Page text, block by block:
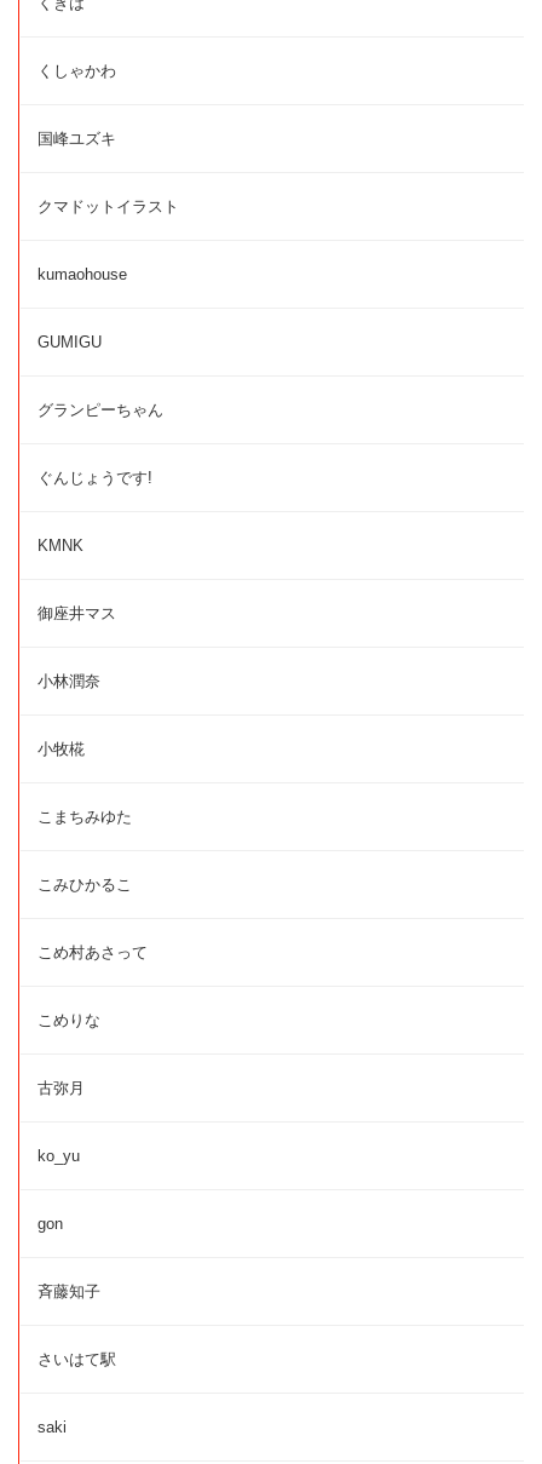
くしゃかわ
国峰ユズキ
クマドットイラスト
kumaohouse
GUMIGU
グランピーちゃん
ぐんじょうです!
KMNK
御座井マス
小林潤奈
小牧椛
こまちみゆた
こみひかるこ
こめ村あさって
こめりな
古弥月
ko_yu
gon
斉藤知子
さいはて駅
saki